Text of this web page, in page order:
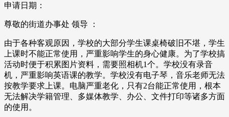
申请日期：
尊敬的街道办事处 领导 ：
由于各种客观原因，学校的大部分学生课桌椅破旧不堪，学生
上课时不能正常使用，严重影响学生的身心健康。为了学校搞
活动时便于积累图片资料，需要照相机1个。学校没有录音
机，严重影响英语课的教学。学校没有电子琴，音乐老师无法
按教学要求上课。电脑严重老化，只有2台能正常使用，根本
无法解决学籍管理、多媒体教学、办公、文件打印等诸多方面
的使用。